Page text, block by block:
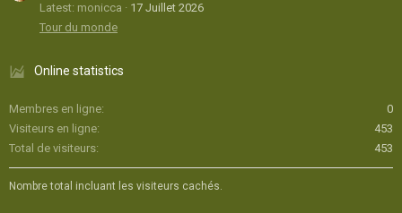
Latest: monicca
17 Juillet 2026
Tour du monde
Online statistics
Membres en ligne
0
Visiteurs en ligne
453
Total de visiteurs
453
Nombre total incluant les visiteurs cachés.